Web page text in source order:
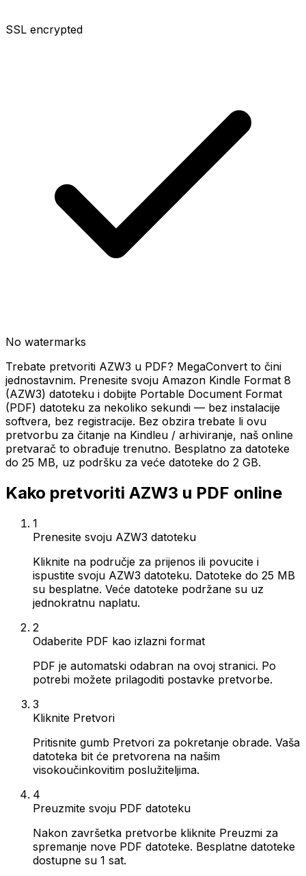
SSL encrypted
No watermarks
Trebate pretvoriti AZW3 u PDF? MegaConvert to čini
jednostavnim. Prenesite svoju Amazon Kindle Format 8
(AZW3) datoteku i dobijte Portable Document Format
(PDF) datoteku za nekoliko sekundi — bez instalacije
softvera, bez registracije. Bez obzira trebate li ovu
pretvorbu za čitanje na Kindleu / arhiviranje, naš online
pretvarač to obrađuje trenutno. Besplatno za datoteke
do 25 MB, uz podršku za veće datoteke do 2 GB.
Kako pretvoriti AZW3 u PDF online
1
Prenesite svoju AZW3 datoteku
Kliknite na područje za prijenos ili povucite i
ispustite svoju AZW3 datoteku. Datoteke do 25 MB
su besplatne. Veće datoteke podržane su uz
jednokratnu naplatu.
2
Odaberite PDF kao izlazni format
PDF je automatski odabran na ovoj stranici. Po
potrebi možete prilagoditi postavke pretvorbe.
3
Kliknite Pretvori
Pritisnite gumb Pretvori za pokretanje obrade. Vaša
datoteka bit će pretvorena na našim
visokoučinkovitim poslužiteljima.
4
Preuzmite svoju PDF datoteku
Nakon završetka pretvorbe kliknite Preuzmi za
spremanje nove PDF datoteke. Besplatne datoteke
dostupne su 1 sat.